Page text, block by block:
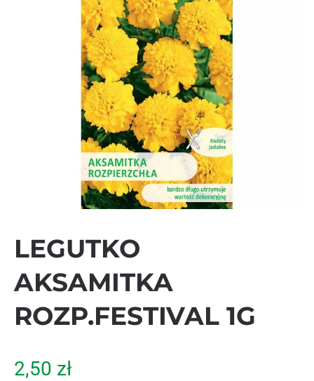
LEGUTKO
AKSAMITKA
ROZP.FESTIVAL 1G
2,50 zł